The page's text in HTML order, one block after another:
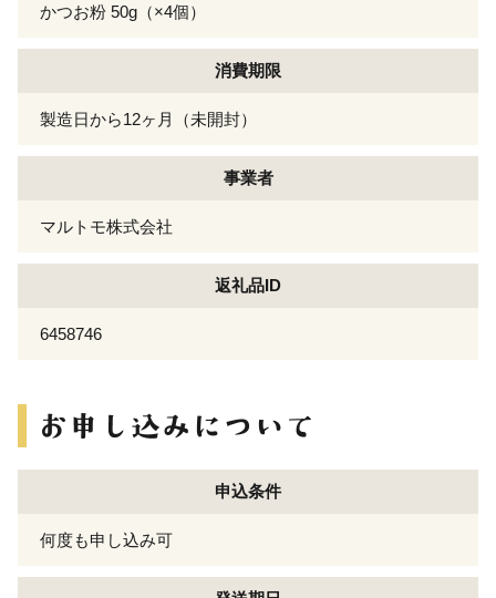
かつお粉 50g（×4個）
消費期限
製造日から12ヶ月（未開封）
事業者
マルトモ株式会社
返礼品ID
6458746
申込条件
何度も申し込み可